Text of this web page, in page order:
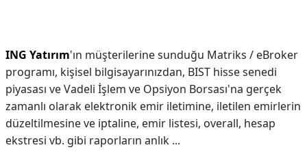
ING Yatırım'ın müşterilerine sunduğu Matriks / eBroker
programı, kişisel bilgisayarınızdan, BIST hisse senedi
piyasası ve Vadeli İşlem ve Opsiyon Borsası'na gerçek
zamanlı olarak elektronik emir iletimine, iletilen emirlerin
düzeltilmesine ve iptaline, emir listesi, overall, hesap
ekstresi vb. gibi raporların anlık ...